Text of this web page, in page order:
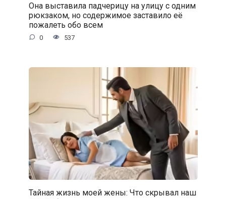
Она выставила падчерицу на улицу с одним
рюкзаком, но содержимое заставило её
пожалеть обо всем
0 537
Тайная жизнь моей жены: Что скрывал наш